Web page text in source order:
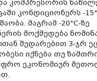
კომპრესორის
კონდიციონერს -
მაგრამ -20°С-ზე
მოქმედება
შედარებით 3-ჯრ
იქნება თუ
ეკონომიურ